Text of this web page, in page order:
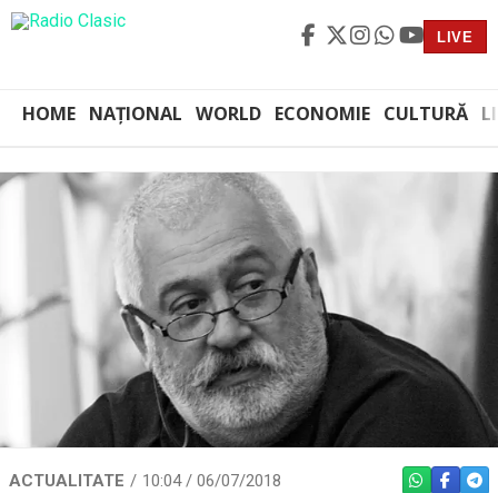
LIVE
HOME NAȚIONAL WORLD ECONOMIE CULTURĂ
ACTUALITATE 10:04 / 06/07/2018 WHATSAPP